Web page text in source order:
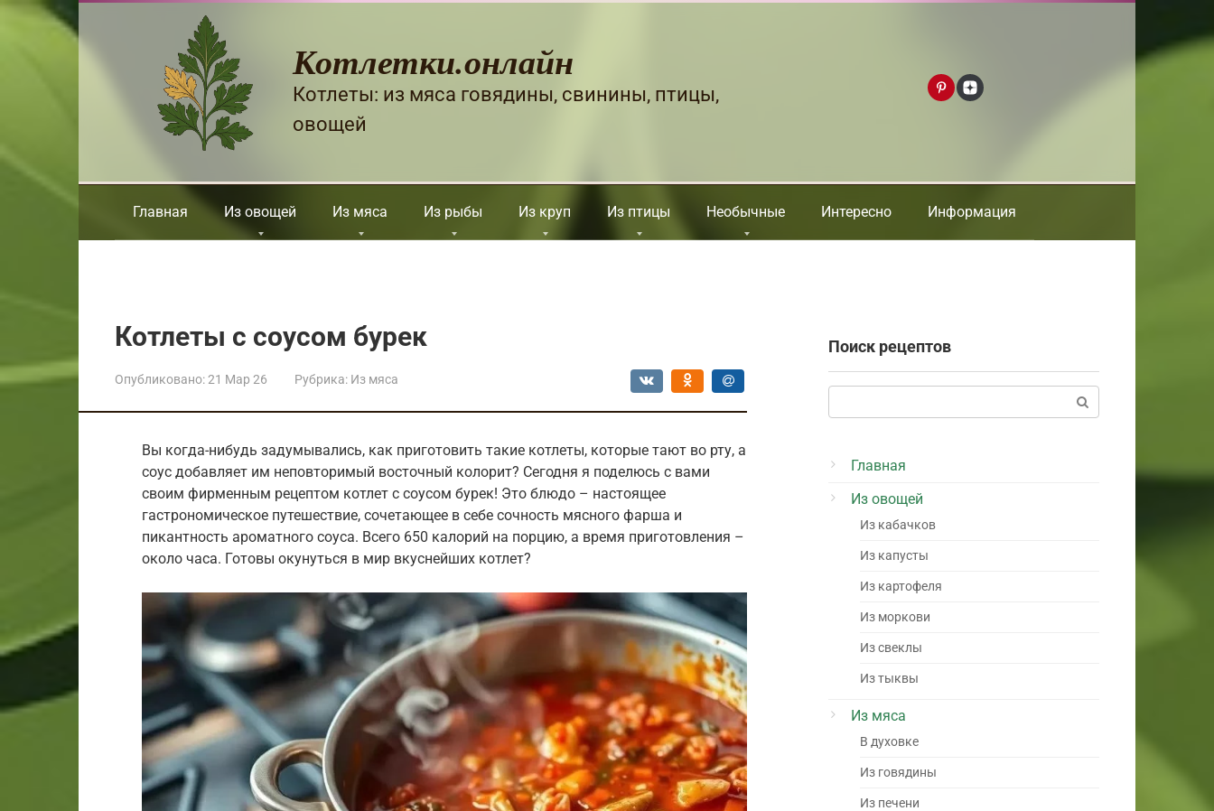
Перейти
Котлетки.онлайн
Котлеты: из мяса говядины, свинины, птицы,
овощей
Главная Из овощей Из мяса Из рыбы Из круп Из птицы Необычные Интересно Информация
Котлеты с соусом бурек
Опубликовано:21 Мар 26 Рубрика: Из мяса
Вы когда-нибудь задумывались, как приготовить такие котлеты, которые тают во рту, а
соус добавляет им неповторимый восточный колорит? Сегодня я поделюсь с вами
своим фирменным рецептом котлет с соусом бурек! Это блюдо – настоящее
гастрономическое путешествие, сочетающее в себе сочность мясного фарша и
пикантность ароматного соуса. Всего 650 калорий на порцию, а время приготовления –
около часа. Готовы окунуться в мир вкуснейших котлет?
Поиск рецептов
Главная
Из овощей
Из кабачков
Из капусты
Из картофеля
Из моркови
Из свеклы
Из тыквы
Из мяса
В духовке
Из говядины
Из печени